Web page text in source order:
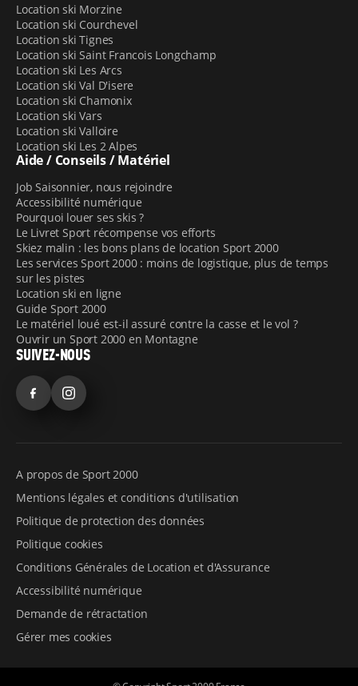
Location ski Morzine
Location ski Courchevel
Location ski Tignes
Location ski Saint Francois Longchamp
Location ski Les Arcs
Location ski Val D'isere
Location ski Chamonix
Location ski Vars
Location ski Valloire
Location ski Les 2 Alpes
Aide / Conseils / Matériel
Job Saisonnier, nous rejoindre
Accessibilité numérique
Pourquoi louer ses skis ?
Le Livret Sport récompense vos efforts
Skiez malin : les bons plans de location Sport 2000
Les services Sport 2000 : moins de logistique, plus de temps
sur les pistes
Location ski en ligne
Guide Sport 2000
Le matériel loué est-il assuré contre la casse et le vol ?
Ouvrir un Sport 2000 en Montagne
SUIVEZ-NOUS
FacebookInstagram
A propos de Sport 2000
Mentions légales et conditions d'utilisation
Politique de protection des données
Politique cookies
Conditions Générales de Location et d'Assurance
Accessibilité numérique
Demande de rétractation
Gérer mes cookies